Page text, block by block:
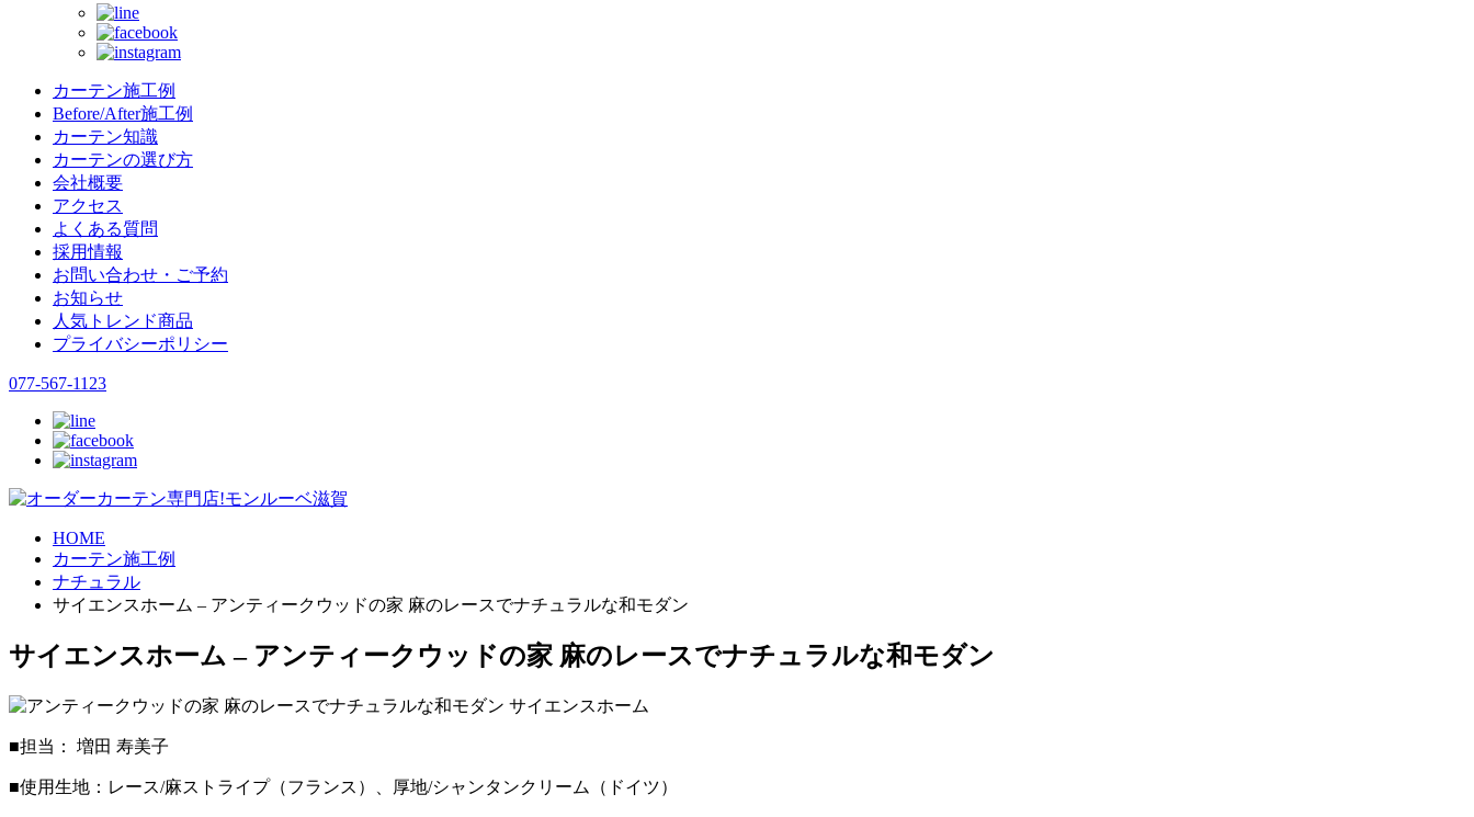
カーテン施工例
Before/After施工例
カーテン知識
カーテンの選び方
会社概要
アクセス
よくある質問
採用情報
お問い合わせ・ご予約
お知らせ
人気トレンド商品
プライバシーポリシー
077-567-1123
HOME
カーテン施工例
ナチュラル
サイエンスホーム – アンティークウッドの家 麻のレースでナチュラルな和モダン
サイエンスホーム – アンティークウッドの家 麻のレースでナチュラルな和モダン
■担当： 増田 寿美子
■使用生地：レース/麻ストライプ（フランス）、厚地/シャンタンクリーム（ドイツ）